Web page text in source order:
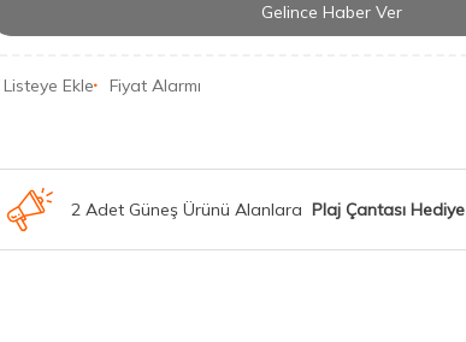
Gelince Haber Ver
Listeye Ekle Fiyat Alarmı
2 Adet Güneş Ürünü Alanlara Plaj Çantası Hediye